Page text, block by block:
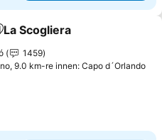
a kedvencekhez
La Scogliera
1459
9.0 km-re innen: Capo d´Orlando